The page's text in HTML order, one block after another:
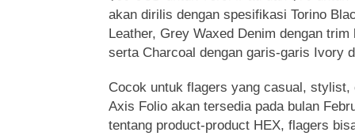
akan dirilis dengan spesifikasi Torino
Leather, Grey Waxed Denim dengan
serta Charcoal dengan garis-garis Ivory
Cocok untuk flagers yang casual, stylist,
Axis Folio akan tersedia pada bulan
tentang product-product HEX, flagers